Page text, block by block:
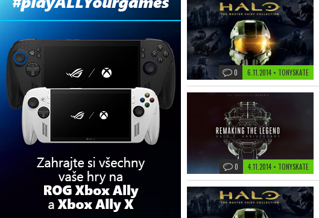
6.11.2014 • TONYSKATE
0
4.11.2014 • TONYSKATE
0